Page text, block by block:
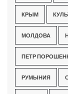
КРЫМ
МОЛДОВА
ПЕТР
РУМЫНИЯ